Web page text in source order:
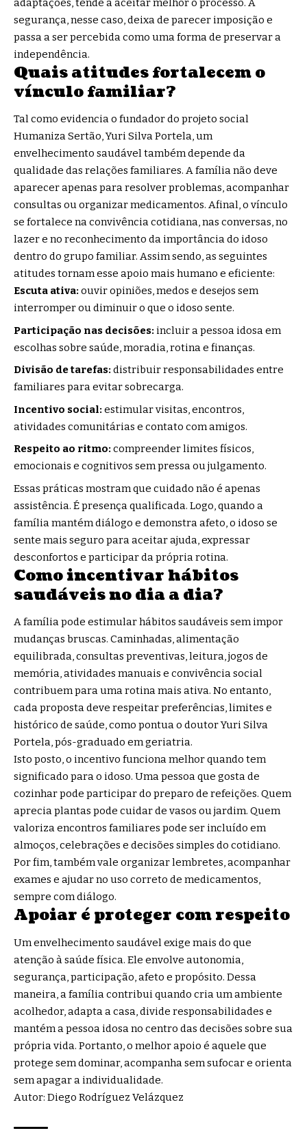
adaptações, tende a aceitar melhor o processo. A
segurança, nesse caso, deixa de parecer imposição e
passa a ser percebida como uma forma de preservar a
independência.
Quais atitudes fortalecem o
vínculo familiar?
Tal como evidencia o fundador do projeto social
Humaniza Sertão, Yuri Silva Portela, um
envelhecimento saudável também depende da
qualidade das relações familiares. A família não deve
aparecer apenas para resolver problemas, acompanhar
consultas ou organizar medicamentos. Afinal, o vínculo
se fortalece na convivência cotidiana, nas conversas, no
lazer e no reconhecimento da importância do idoso
dentro do grupo familiar. Assim sendo, as seguintes
atitudes tornam esse apoio mais humano e eficiente:
Escuta ativa: ouvir opiniões, medos e desejos sem
interromper ou diminuir o que o idoso sente.
Participação nas decisões: incluir a pessoa idosa em
escolhas sobre saúde, moradia, rotina e finanças.
Divisão de tarefas: distribuir responsabilidades entre
familiares para evitar sobrecarga.
Incentivo social: estimular visitas, encontros,
atividades comunitárias e contato com amigos.
Respeito ao ritmo: compreender limites físicos,
emocionais e cognitivos sem pressa ou julgamento.
Essas práticas mostram que cuidado não é apenas
assistência. É presença qualificada. Logo, quando a
família mantém diálogo e demonstra afeto, o idoso se
sente mais seguro para aceitar ajuda, expressar
desconfortos e participar da própria rotina.
Como incentivar hábitos
saudáveis no dia a dia?
A família pode estimular hábitos saudáveis sem impor
mudanças bruscas. Caminhadas, alimentação
equilibrada, consultas preventivas, leitura, jogos de
memória, atividades manuais e convivência social
contribuem para uma rotina mais ativa. No entanto,
cada proposta deve respeitar preferências, limites e
histórico de saúde, como pontua o doutor Yuri Silva
Portela, pós-graduado em geriatria.
Isto posto, o incentivo funciona melhor quando tem
significado para o idoso. Uma pessoa que gosta de
cozinhar pode participar do preparo de refeições. Quem
aprecia plantas pode cuidar de vasos ou jardim. Quem
valoriza encontros familiares pode ser incluído em
almoços, celebrações e decisões simples do cotidiano.
Por fim, também vale organizar lembretes, acompanhar
exames e ajudar no uso correto de medicamentos,
sempre com diálogo.
Apoiar é proteger com respeito
Um envelhecimento saudável exige mais do que
atenção à saúde física. Ele envolve autonomia,
segurança, participação, afeto e propósito. Dessa
maneira, a família contribui quando cria um ambiente
acolhedor, adapta a casa, divide responsabilidades e
mantém a pessoa idosa no centro das decisões sobre sua
própria vida. Portanto, o melhor apoio é aquele que
protege sem dominar, acompanha sem sufocar e orienta
sem apagar a individualidade.
Autor: Diego Rodríguez Velázquez